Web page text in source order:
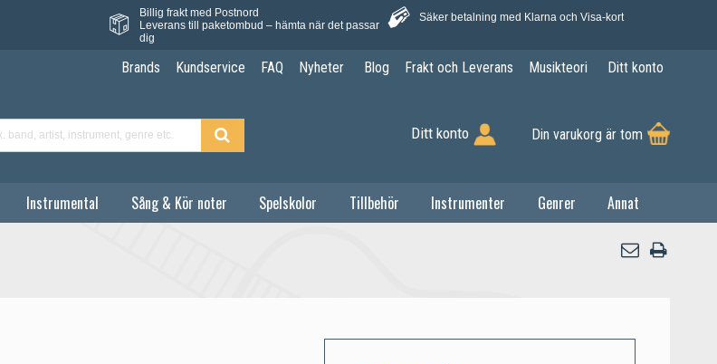
Billig frakt med Postnord
Leverans till paketombud – hämta när det passar
dig
Säker betalning med Klarna och Visa-kort
Brands Kundservice FAQ Nyheter Blog Frakt och Leverans Musikteori Ditt konto
Ditt konto Din varukorg är tom
Instrumental Sång & Kör noter Spelskolor Tillbehör Instrumenter Genrer Annat